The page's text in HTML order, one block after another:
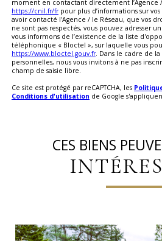
moment en contactant directement l’Agence
https://cnil.fr/frpour plus d’informations sur
avoir contacté l'Agence / le Réseau, que vos
ne sont pas respectés, vous pouvez adresser
vous informons de l’existence de la liste
téléphonique « Bloctel », sur laquelle vous
https://www.bloctel.gouv.fr. Dans le cadre de
personnelles, nous vous invitons à ne pas
champ de saisie libre.
Ce site est protégé par reCAPTCHA, les
Conditions d'utilisation de Google
CES BIENS